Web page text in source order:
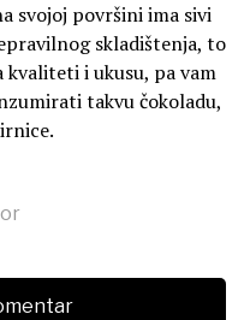
svojoj površini ima sivi
skladištenja, to
kvaliteti i ukusu, pa vam
takvu čokoladu,